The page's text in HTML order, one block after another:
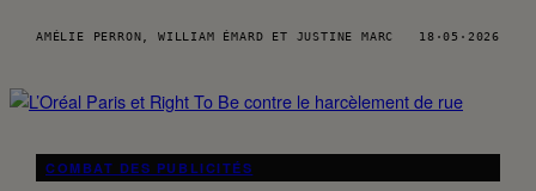
AMÉLIE PERRON, WILLIAM ÉMARD ET JUSTINE MARC 18·05·2026
COMBAT DES PUBLICITÉS